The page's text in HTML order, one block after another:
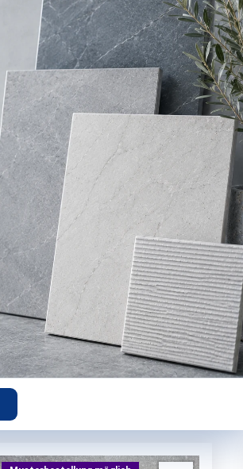
Musterbestellung möglich
Atlas Concorde Boost Pro Clay
Outdoor - 80x80 cm R11 A+B+C |
20 mm
Bestellware
Versand: 10-14 Werktage
ca. Fr. 28.08. – Fr. 18.09.2026
85,91 €*
ab 26,88 m²: 82,91 €/m²
1 Paket (0,64 m²) = 54,98 €*
Musterpreis:
12,90 €*
inkl. MwSt. zzgl. Versandkosten
Muster in den Warenkorb
Optionen wählen